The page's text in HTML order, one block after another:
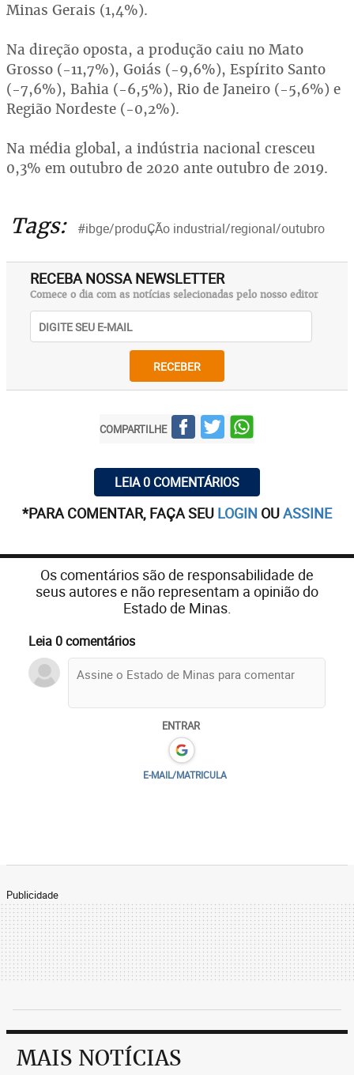
Minas Gerais (1,4%).
Na direção oposta, a produção caiu no Mato
Grosso (-11,7%), Goiás (-9,6%), Espírito Santo
(-7,6%), Bahia (-6,5%), Rio de Janeiro (-5,6%) e
Região Nordeste (-0,2%).
Na média global, a indústria nacional cresceu
0,3% em outubro de 2020 ante outubro de 2019.
Tags: #ibge/produÇÃo industrial/regional/outubro
RECEBA NOSSA NEWSLETTER
Comece o dia com as notícias selecionadas pelo nosso editor
RECEBER
COMPARTILHE
LEIA 0 COMENTÁRIOS
*PARA COMENTAR, FAÇA SEU LOGIN OUASSINE
Os comentários são de responsabilidade de
seus autores e não representam a opinião do
Estado de Minas.
Leia 0 comentários
ENTRAR
E-MAIL/MATRICULA
Publicidade
MAIS NOTÍCIAS